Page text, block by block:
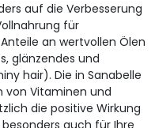
auf die Verbesserung
für
an wertvollen Ölen
glänzendes und
hair). Die in Sanabelle
von Vitaminen und
die positive Wirkung